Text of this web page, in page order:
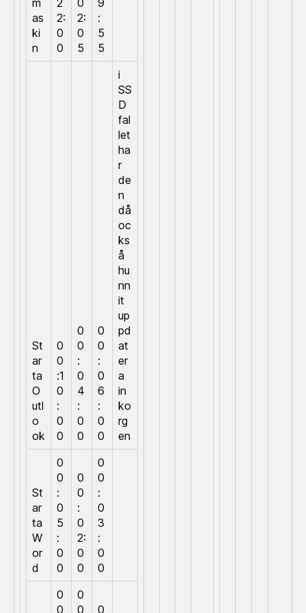
m
as
ki
n
2
2:
0
0
0
2:
0
5
9
:
5
5
St
ar
ta
O
utl
o
ok
0
0
:1
0
:
0
0
0
0
:
0
4
:
0
0
0
0
:
0
6
:
0
0
i
SS
D
fal
let
ha
r
de
n
då
oc
ks
å
hu
nn
it
up
pd
at
er
a
in
ko
rg
en
St
ar
ta
W
or
d
0
0
:
0
5
:
0
0
0
0
:
0
2:
0
0
0
0
:
0
3
:
0
0
0
0
0
0
0